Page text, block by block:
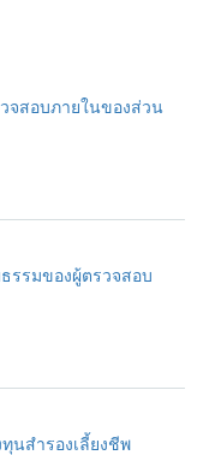
จสอบภายในของส่วน
รรมของผู้ตรวจสอบ
นสำรองเลี้ยงชีพ